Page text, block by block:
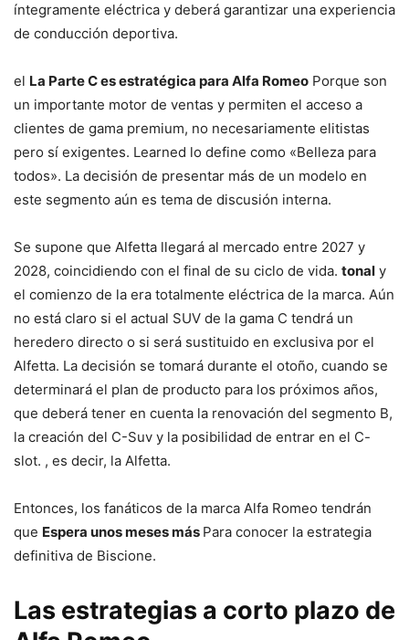
íntegramente eléctrica y deberá garantizar una experiencia
de conducción deportiva.
el La Parte C es estratégica para Alfa Romeo Porque son
un importante motor de ventas y permiten el acceso a
clientes de gama premium, no necesariamente elitistas
pero sí exigentes. Learned lo define como «Belleza para
todos». La decisión de presentar más de un modelo en
este segmento aún es tema de discusión interna.
Se supone que Alfetta llegará al mercado entre 2027 y
2028, coincidiendo con el final de su ciclo de vida. tonal y
el comienzo de la era totalmente eléctrica de la marca. Aún
no está claro si el actual SUV de la gama C tendrá un
heredero directo o si será sustituido en exclusiva por el
Alfetta. La decisión se tomará durante el otoño, cuando se
determinará el plan de producto para los próximos años,
que deberá tener en cuenta la renovación del segmento B,
la creación del C-Suv y la posibilidad de entrar en el C-
slot. , es decir, la Alfetta.
Entonces, los fanáticos de la marca Alfa Romeo tendrán
que Espera unos meses más Para conocer la estrategia
definitiva de Biscione.
Las estrategias a corto plazo de